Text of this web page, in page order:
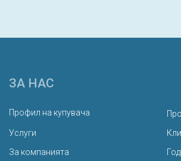
ЗА НАС
Профил на купувача
Услуги
За компанията